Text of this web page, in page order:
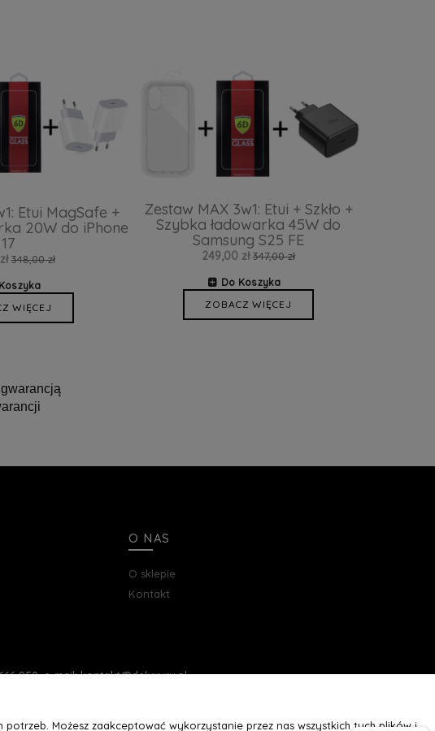
Etui MagSafe +
20W do iPhone
17
348,00 zł
WIĘCEJ
Zestaw MAX 3w1: Etui + Szkło +
Szybka ładowarka 45W do
Samsung S25 FE
249,00 zł 347,00 zł
Do Koszyka
ZOBACZ WIĘCEJ
O NAS
O sklepie
Kontakt
950, e-mail: kontakt@deluxury.pl
Możesz zaakceptować wykorzystanie przez nas wszystkich tych plików i